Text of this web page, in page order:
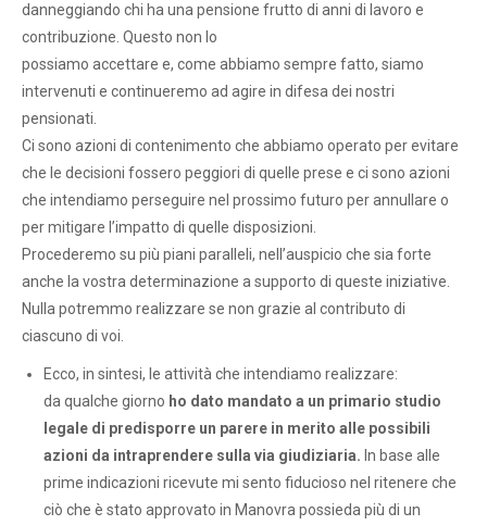
danneggiando chi ha una pensione frutto di anni di lavoro e
contribuzione. Questo non lo
possiamo accettare e, come abbiamo sempre fatto, siamo
intervenuti e continueremo ad agire in difesa dei nostri
pensionati.
Ci sono azioni di contenimento che abbiamo operato per evitare
che le decisioni fossero peggiori di quelle prese e ci sono azioni
che intendiamo perseguire nel prossimo futuro per annullare o
per mitigare l’impatto di quelle disposizioni.
Procederemo su più piani paralleli, nell’auspicio che sia forte
anche la vostra determinazione a supporto di queste iniziative.
Nulla potremmo realizzare se non grazie al contributo di
ciascuno di voi.
Ecco, in sintesi, le attività che intendiamo realizzare:
da qualche giorno ho dato mandato a un primario studio
legale di predisporre un parere in merito alle possibili
azioni da intraprendere sulla via giudiziaria. In base alle
prime indicazioni ricevute mi sento fiducioso nel ritenere che
ciò che è stato approvato in Manovra possieda più di un